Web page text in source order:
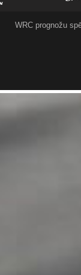
WRC prognožu